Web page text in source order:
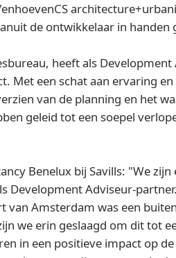
de ontwikkelaar in
heeft als
Met een schat aan ervaring
van de planning en het
geleid tot een soepel
Benelux bij Savills: "We
Development Adviseur-
Amsterdam was een
we erin geslaagd om dit tot
in een positieve impact op